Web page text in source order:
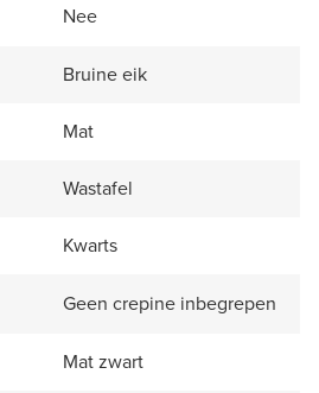
Nee
Bruine eik
Mat
Wastafel
Kwarts
Geen crepine inbegrepen
Mat zwart